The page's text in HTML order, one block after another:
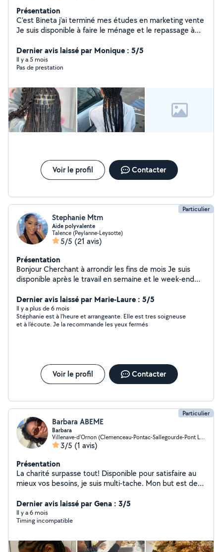
Présentation
C'est Bineta j'ai terminé mes études en marketing vente
Je suis disponible à faire le ménage et le repassage à
africaines contactez-moi si vous en avez besoin merci
Dernier avis laissé par Monique : 5/5
Il y a 5 mois
Pas de prestation
Voir le profil Contacter
Particulier
Stephanie Mtm
Aide polyvalente
Talence (Peylanne-Leysotte)
5/5 (21 avis)
Présentation
Bonjour Cherchant à arrondir les fins de mois Je suis
disponible après le travail en semaine et le week-end
garder, recuperer des enfants, aider pour les courses,
faire certaine coiffure "afro" , rendre divers services....
*** petite particularité pour ceux qui ont des animaux je
suis allergique aux poils de chat** Le tarif pour la garde
propositions n'hésitez pas A bientôt
Dernier avis laissé par Marie-Laure : 5/5
Il y a plus de 6 mois
Stéphanie est à l'heure et arrangeante. Elle est tres soigneuse
et à l'écoute. Je la recommande les yeux fermés
Voir le profil Contacter
Particulier
Barbara ABEME
Barbara
Villenave-d'Ornon (Clemenceau-Pontac-Sallegourde-Pont Langon)
3/5 (1 avis)
Présentation
La charité surpasse tout! Disponible pour satisfaire au
mieux vos besoins, je suis multi-tache. Mon but est de
Dernier avis laissé par Gena : 3/5
Il y a 6 mois
Timing incompatible